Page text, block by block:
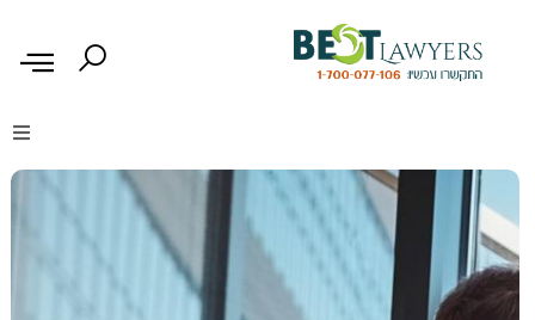
דיני נזיקין
דיני משפחה